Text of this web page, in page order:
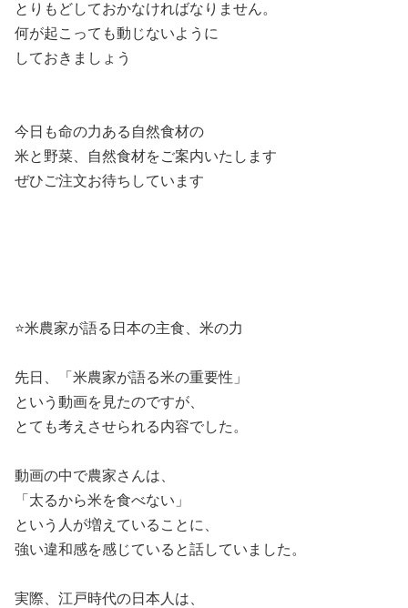
とりもどしておかなければなりません。
何が起こっても動じないように
しておきましょう
今日も命の力ある自然食材の
米と野菜、自然食材をご案内いたします
ぜひご注文お待ちしています
⭐️米農家が語る日本の主食、米の力
先日、「米農家が語る米の重要性」
という動画を見たのですが、
とても考えさせられる内容でした。
動画の中で農家さんは、
「太るから米を食べない」
という人が増えていることに、
強い違和感を感じていると話していました。
実際、江戸時代の日本人は、